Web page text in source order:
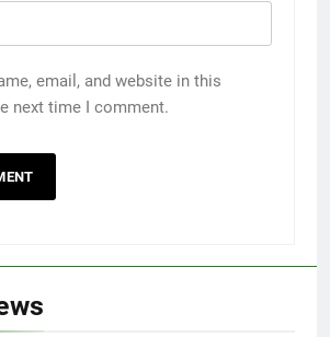
email, and website in this
next time I comment.